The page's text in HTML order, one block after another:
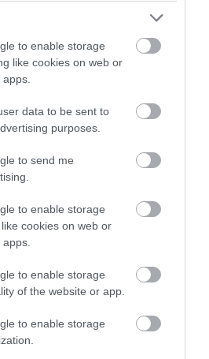
to enable storage
like cookies on web or
data to be sent to
purposes.
to send me
to enable storage
cookies on web or
to enable storage
of the website or app.
to enable storage
στη Μύκονο: Εν
με την πρακτική του